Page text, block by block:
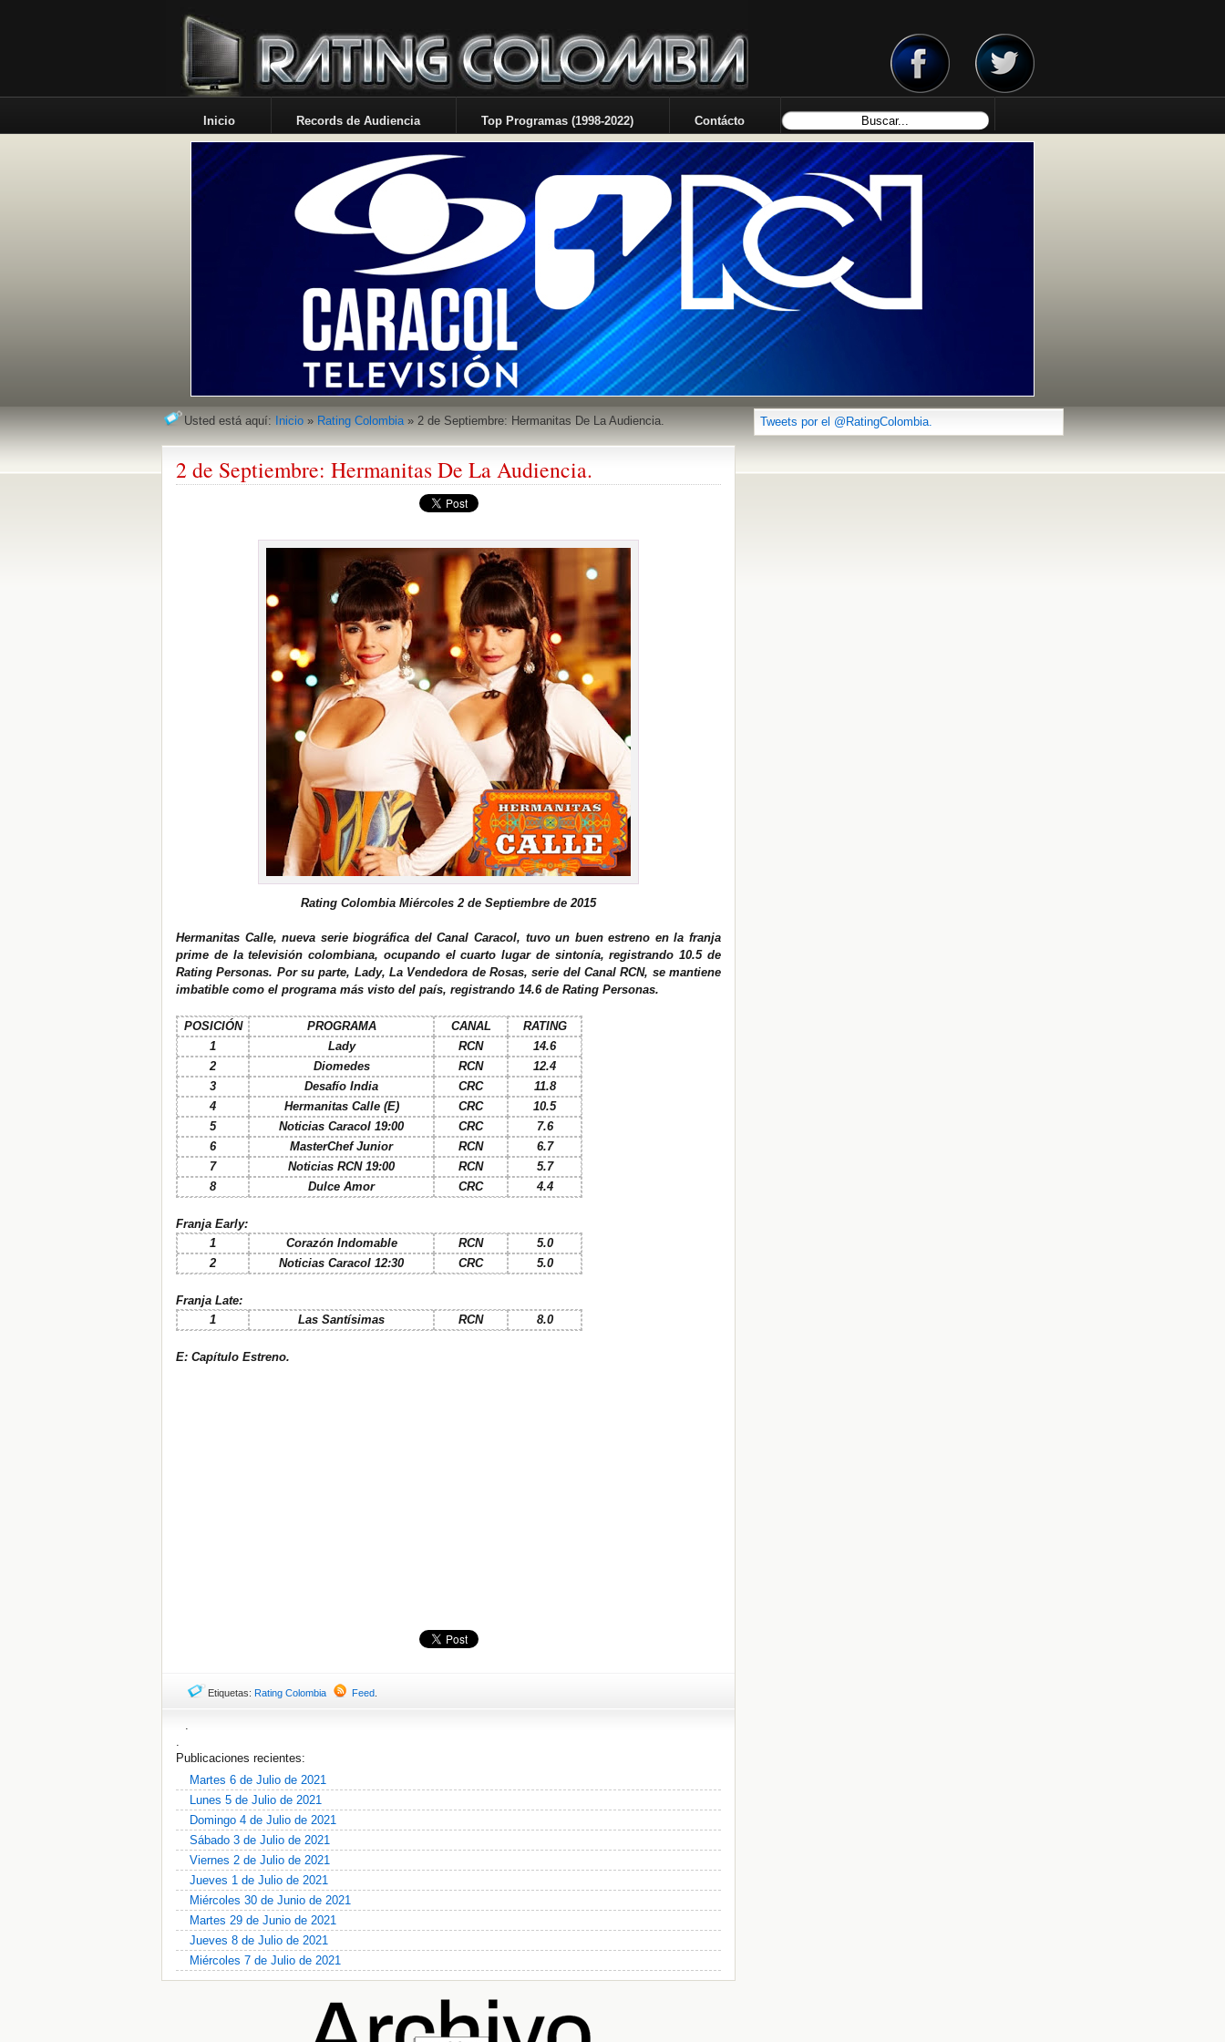
Inicio Records de Audiencia Top Programas (1998-2022) Contácto
Usted está aquí: Inicio » Rating Colombia» 2 de Septiembre: Hermanitas De La Audiencia.
2 de Septiembre: Hermanitas De La Audiencia.
Rating Colombia Miércoles 2 de Septiembre de 2015
Hermanitas Calle, nueva serie biográfica del Canal Caracol, tuvo un buen estreno enla franja
prime de la televisión colombiana, ocupando el cuarto lugar de sintonía, registrando 10.5 de
Rating Personas. Por su parte, Lady, La Vendedora de Rosas, serie del Canal RCN, se mantiene
imbatible como el programa más visto del país, registrando 14.6 de Rating Personas.
POSICIÓN PROGRAMA CANAL
RATING
1
Lady RCN
14.6
2
Diomedes RCN
12.4
3
Desafío India CRC
11.8
4
Hermanitas Calle (E) CRC
10.5
5
Noticias Caracol 19:00 CRC
7.6
6
MasterChef Junior RCN
6.7
7
Noticias RCN 19:00 RCN
5.7
8
Dulce Amor CRC 4.4
Franja Early:
1
Corazón Indomable RCN
5.0
2
Noticias Caracol 12:30 CRC 5.0
Franja Late:
1
Las Santísimas RCN 8.0
E: Capítulo Estreno.
Etiquetas: Rating Colombia Feed
.
.
Publicaciones recientes:
Martes 6 de Julio de 2021
Lunes 5 de Julio de 2021
Domingo 4 de Julio de 2021
Sábado 3 de Julio de 2021
Viernes 2 de Julio de 2021
Jueves 1 de Julio de 2021
Miércoles 30 de Junio de 2021
Martes 29 de Junio de 2021
Jueves 8 de Julio de 2021
Miércoles 7 de Julio de 2021
Tweets por el @RatingColombia.